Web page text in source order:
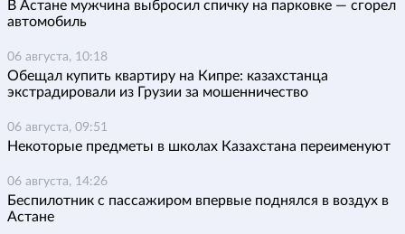
В Астане мужчина выбросил спичку на парковке — сгорел
автомобиль
06 августа, 10:18
Обещал купить квартиру на Кипре: казахстанца
экстрадировали из Грузии за мошенничество
06 августа, 09:51
Некоторые предметы в школах Казахстана переименуют
06 августа, 14:26
Беспилотник с пассажиром впервые поднялся в воздух в
Астане